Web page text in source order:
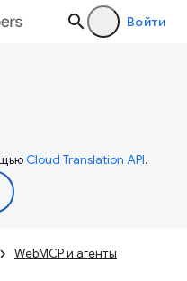
Войти
Cloud Translation API.
WebMCP и агенты